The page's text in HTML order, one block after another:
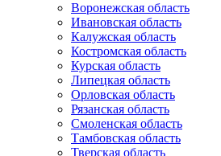
Воронежская область
Ивановская область
Калужская область
Костромская область
Курская область
Липецкая область
Орловская область
Рязанская область
Смоленская область
Тамбовская область
Тверская область